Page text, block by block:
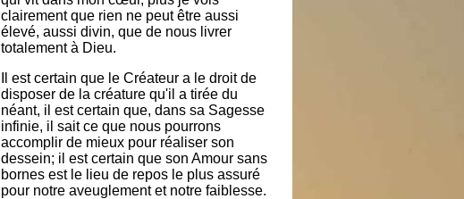
clairement que rien ne peut être aussi
élevé, aussi divin, que de nous livrer
totalement à Dieu.
Il est certain que le Créateur a le droit de
disposer de la créature qu'il a tirée du
néant, il est certain que, dans sa Sagesse
infinie, il sait ce que nous pourrons
accomplir de mieux pour réaliser son
dessein; il est certain que son Amour sans
bornes est le lieu de repos le plus assuré
pour notre aveuglement et notre faiblesse.